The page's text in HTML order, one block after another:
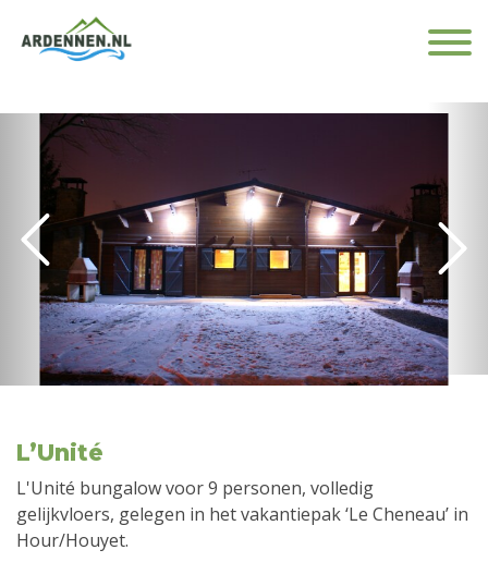
L’Unité
L'Unité bungalow voor 9 personen, volledig
gelijkvloers, gelegen in het vakantiepak ‘Le Cheneau’ in
Hour/Houyet.